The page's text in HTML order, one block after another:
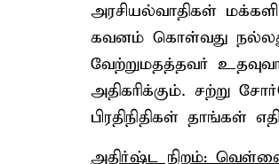
அரசியல்வாதிகள்
கவனம் கொள்வது
வேற்றுமதத்தவர்
அதிகரிக்கும். சற்று
பிரதிநிதிகள் தாங்கள்
அதிர்ஷ்ட நிறம்: